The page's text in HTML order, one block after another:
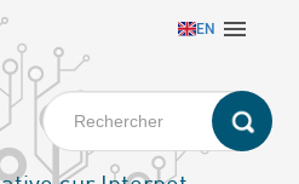
EN 